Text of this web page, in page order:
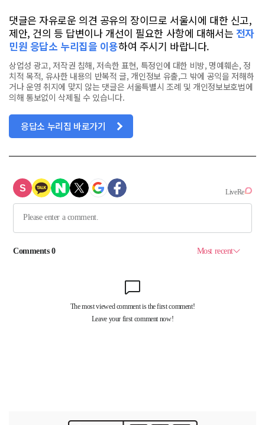
댓글은 자유로운 의견 공유의 장이므로 서울시에 대한 신고,
제안, 건의 등 답변이나 개선이 필요한 사항에 대해서는 전자
민원 응답소 누리집을 이용하여 주시기 바랍니다.
상업성 광고, 저작권 침해, 저속한 표현, 특정인에 대한 비방, 명예훼손, 정
치적 목적, 유사한 내용의 반복적 글, 개인정보 유출,그 밖에 공익을 저해하
거나 운영 취지에 맞지 않는 댓글은 서울특별시 조례 및 개인정보보호법에
의해 통보없이 삭제될 수 있습니다.
응답소 누리집 바로가기